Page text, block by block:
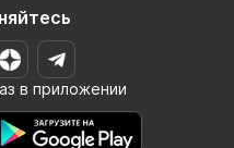
в приложении